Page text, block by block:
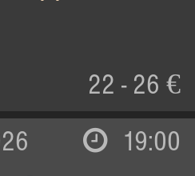
22 - 26 €
19:00